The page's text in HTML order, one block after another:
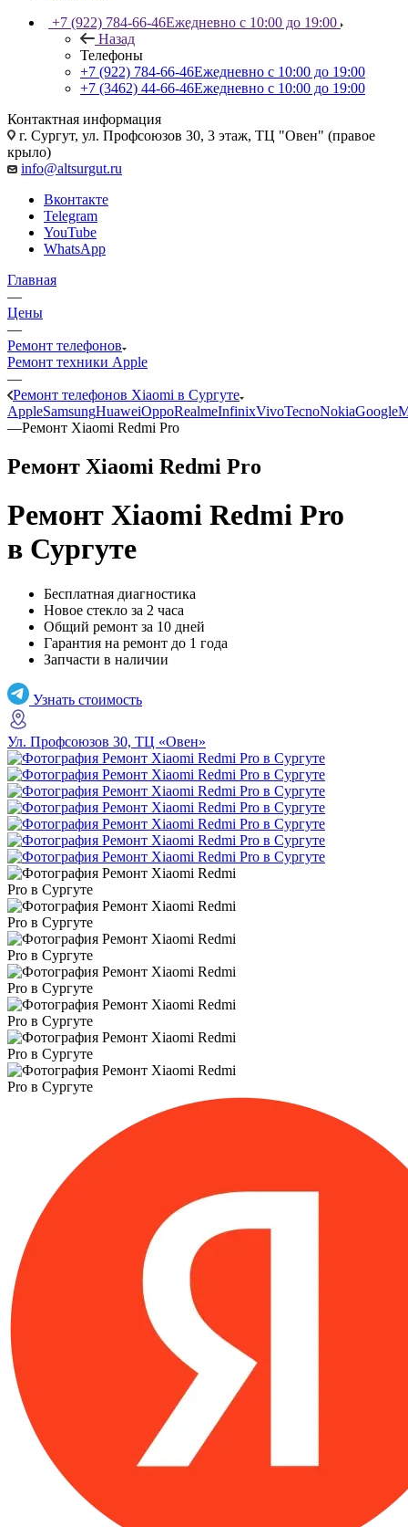
+7 (922) 784-66-46Ежедневно с 10:00 до 19:00
Назад
Телефоны
+7 (922) 784-66-46Ежедневно с 10:00 до 19:00
+7 (3462) 44-66-46Ежедневно с 10:00 до 19:00
Контактная информация
г. Сургут, ул. Профсоюзов 30, 3 этаж, ТЦ "Овен" (правое
крыло)
info@altsurgut.ru
Вконтакте
Telegram
YouTube
WhatsApp
Главная
—
Цены
—
Ремонт телефонов
Ремонт техники Apple
—
Ремонт телефонов Xiaomi в Сургуте
AppleSamsungHuaweiOppoRealmeInfinixVivoTecnoNokiaGoogle
—Ремонт Xiaomi Redmi Pro
Ремонт Xiaomi Redmi Pro
Ремонт Xiaomi Redmi Pro
в Сургуте
Бесплатная диагностика
Новое стекло за 2 часа
Общий ремонт за 10 дней
Гарантия на ремонт до 1 года
Запчасти в наличии
Узнать стоимость
Ул. Профсоюзов 30, ТЦ «Овен»